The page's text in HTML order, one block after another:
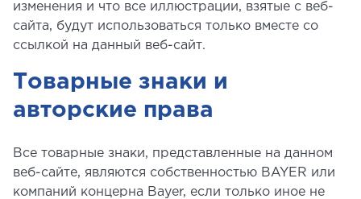
изменения и что все иллюстрации, взятые с веб-
сайта, будут использоваться только вместе со
ссылкой на данный веб-сайт.
Товарные знаки и
авторские права
Все товарные знаки, представленные на данном
веб-сайте, являются собственностью BAYER или
компаний концерна Bayer, если только иное не